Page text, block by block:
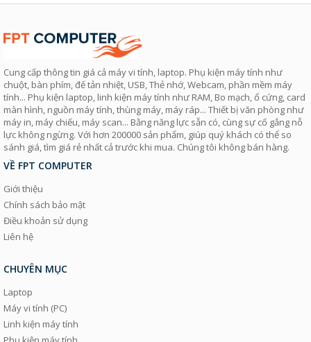
Cung cấp thông tin giá cả máy vi tính, laptop. Phụ kiện máy tính như
chuột, bàn phím, đế tản nhiệt, USB, Thẻ nhớ, Webcam, phần mềm máy
tính... Phụ kiện laptop, linh kiện máy tính như RAM, Bo mạch, ổ cứng, card
màn hình, nguồn máy tính, thùng máy, máy ráp... Thiết bị văn phòng như
máy in, máy chiếu, máy scan... Bằng năng lực sẵn có, cùng sự cố gắng nỗ
lực không ngừng. Với hơn 200000 sản phẩm, giúp quý khách có thể so
sánh giá, tìm giá rẻ nhất cả trước khi mua. Chúng tôi không bán hàng.
VỀ FPT COMPUTER
Giới thiệu
Chính sách bảo mật
Điều khoản sử dụng
Liên hệ
CHUYÊN MỤC
Laptop
Máy vi tính (PC)
Linh kiện máy tính